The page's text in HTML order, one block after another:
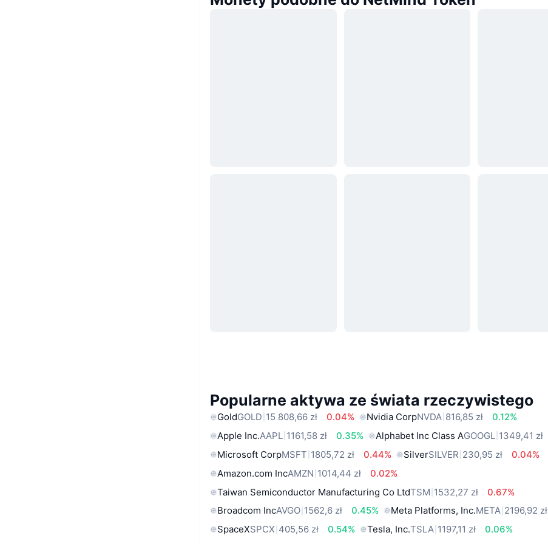
Popularne aktywa ze świata rzeczywistego
GoldGOLD 15 808,66 zł 0.04% Nvidia CorpNVDA 816,85 zł
0.12%
Apple Inc.AAPL 1161,58 zł 0.35% Alphabet Inc Class AGOOGL 1349,41 zł
Microsoft CorpMSFT 1805,72 zł 0.44% SilverSILVER 230,95 zł
0.04%
Amazon.com IncAMZN 1014,44 zł
0.02%
Taiwan Semiconductor Manufacturing Co LtdTSM 1532,27 zł
0.67%
Broadcom IncAVGO 1562,6 zł 0.45% Meta Platforms, Inc.META 2196,92 zł
SpaceXSPCX 405,56 zł 0.54% Tesla, Inc.TSLA 1197,11 zł
0.06%